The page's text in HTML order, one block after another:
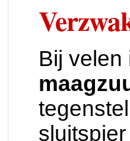
Bij velen